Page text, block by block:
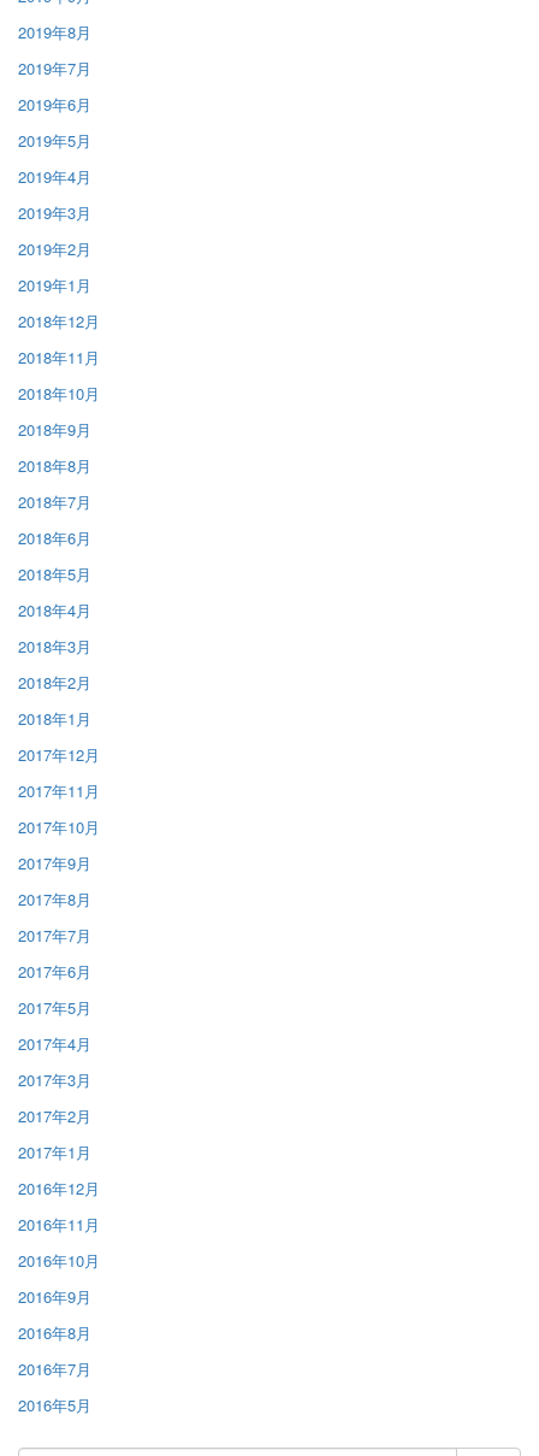
2019年8月
2019年7月
2019年6月
2019年5月
2019年4月
2019年3月
2019年2月
2019年1月
2018年12月
2018年11月
2018年10月
2018年9月
2018年8月
2018年7月
2018年6月
2018年5月
2018年4月
2018年3月
2018年2月
2018年1月
2017年12月
2017年11月
2017年10月
2017年9月
2017年8月
2017年7月
2017年6月
2017年5月
2017年4月
2017年3月
2017年2月
2017年1月
2016年12月
2016年11月
2016年10月
2016年9月
2016年8月
2016年7月
2016年5月